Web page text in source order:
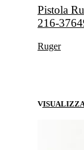
Pistola
216-
Ruger